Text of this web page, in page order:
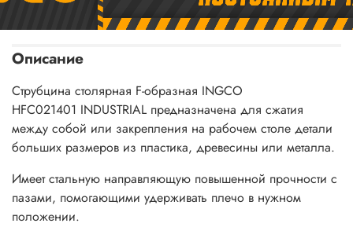
Описание
Струбцина столярная F-образная INGCO
HFC021401 INDUSTRIAL предназначена для сжатия
между собой или закрепления на рабочем столе детали
больших размеров из пластика, древесины или металла.
Имеет стальную направляющую повышенной прочности с
пазами, помогающими удерживать плечо в нужном
положении.